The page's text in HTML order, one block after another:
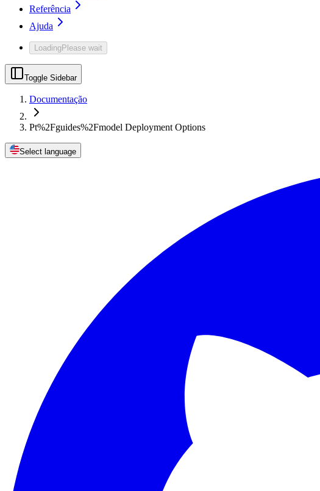
Referência
Ajuda
LoadingPlease wait
Toggle Sidebar
Documentação
Pt%2Fguides%2Fmodel Deployment Options
Select language